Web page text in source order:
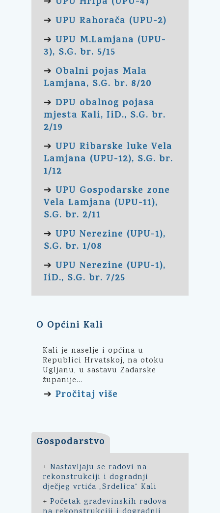
➔ UPU Rahorača (UPU-2)
➔ UPU M.Lamjana (UPU-
3), S.G. br. 5/15
➔ Obalni pojas Mala
Lamjana, S.G. br. 8/20
➔ DPU obalnog pojasa
mjesta Kali, IiD., S.G. br.
2/19
➔ UPU Ribarske luke Vela
Lamjana (UPU-12), S.G. br.
1/12
➔ UPU Gospodarske zone
Vela Lamjana (UPU-11),
S.G. br. 2/11
➔ UPU Nerezine (UPU-1),
S.G. br. 1/08
➔ UPU Nerezine (UPU-1),
IiD., S.G. br. 7/25
O Općini Kali
Kali je naselje i općina u
Republici Hrvatskoj, na otoku
Ugljanu, u sastavu Zadarske
županije...
➔ Pročitaj više
Gospodarstvo
+ Nastavljaju se radovi na
rekonstrukciji i dogradnji
dječjeg vrtića „Srdelica“ Kali
+ Početak građevinskih radova